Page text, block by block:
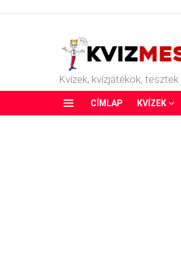
Kvízek, kvízjátékok,
CÍMLAP KVÍZEK